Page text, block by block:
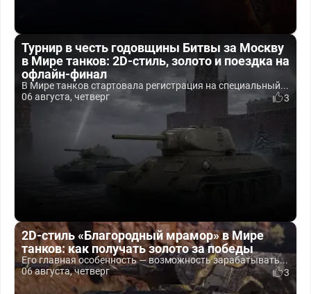
Турнир в честь годовщины Битвы за Москву
в Мире танков: 2D-стиль, золото и поездка на
офлайн-финал
В Мире танков стартовала регистрация на специальный...
06 августа, четверг
3
2D-стиль «Благородный мрамор» в Мире
танков: как получать золото за победы
Его главная особенность — возможность зарабатывать...
06 августа, четверг
3